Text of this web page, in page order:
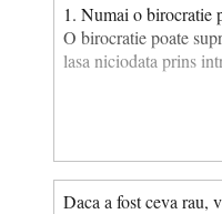
1. Numai o birocratie
O birocratie poate
lasa niciodata prins
Daca a fost ceva rau,